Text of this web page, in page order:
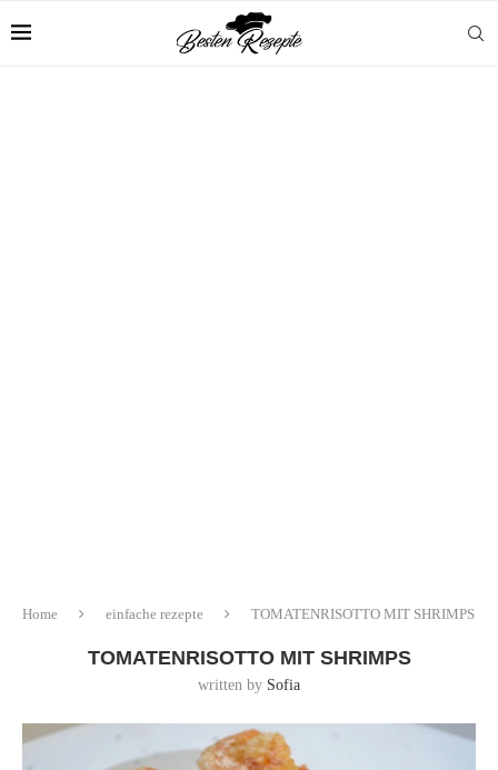
Home einfache rezepte TOMATENRISOTTO MIT SHRIMPS
TOMATENRISOTTO MIT SHRIMPS
written by Sofia